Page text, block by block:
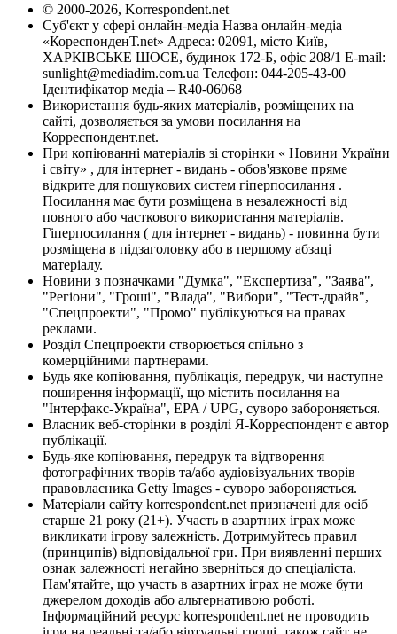
© 2000-2026, Korrespondent.net
Суб'єкт у сфері онлайн-медіа Назва онлайн-медіа –
«КореспонденТ.net» Адреса: 02091, місто Київ,
ХАРКІВСЬКЕ ШОСЕ, будинок 172-Б, офіс 208/1 E-mail:
sunlight@mediadim.com.ua Телефон: 044-205-43-00
Ідентифікатор медіа – R40-06068
Використання будь-яких матеріалів, розміщених на
сайті, дозволяється за умови посилання на
Корреспондент.net.
При копіюванні матеріалів зі сторінки « Новини України
і світу» , для інтернет - видань - обов'язкове пряме
відкрите для пошукових систем гіперпосилання .
Посилання має бути розміщена в незалежності від
повного або часткового використання матеріалів.
Гіперпосилання ( для інтернет - видань) - повинна бути
розміщена в підзаголовку або в першому абзаці
матеріалу.
Новини з позначками "Думка", "Експертиза", "Заява",
"Регіони", "Гроші", "Влада", "Вибори", "Тест-драйв",
"Спецпроекти", "Промо" публікуються на правах
реклами.
Розділ Спецпроекти створюється спільно з
комерційними партнерами.
Будь яке копіювання, публікація, передрук, чи наступне
поширення інформації, що містить посилання на
"Інтерфакс-Україна", EPA / UPG, суворо забороняється.
Власник веб-сторінки в розділі Я-Корреспондент є автор
публікації.
Будь-яке копіювання, передрук та відтворення
фотографічних творів та/або аудіовізуальних творів
правовласника Getty Images - суворо забороняється.
Матеріали сайту korrespondent.net призначені для осіб
старше 21 року (21+). Участь в азартних іграх може
викликати ігрову залежність. Дотримуйтесь правил
(принципів) відповідальної гри. При виявленні перших
ознак залежності негайно зверніться до спеціаліста.
Пам'ятайте, що участь в азартних іграх не може бути
джерелом доходів або альтернативою роботі.
Інформаційний ресурс korrespondent.net не проводить